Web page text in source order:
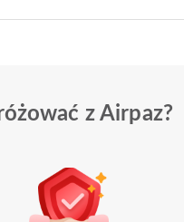
z Airpaz?